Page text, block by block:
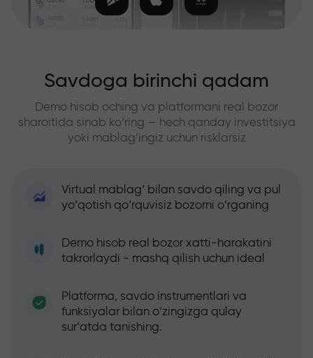
Savdoga birinchi qadam
Demo hisob oching va platformani real bozor
sharoitida sinab ko‘ring — hech qanday investitsiya
yoki mablag‘ingiz uchun risklarsiz
Virtual mablag‘ bilan savdo qiling va pul
yo‘qotish qo‘rquvisiz bozorni o‘rganing
Demo hisob real bozor xatti-harakatini
takrorlaydi - mashq qilish uchun ideal
Platforma, savdo instrumentlari va
funksiyalar bilan o‘zingizga qulay
sur’atda tanishing.